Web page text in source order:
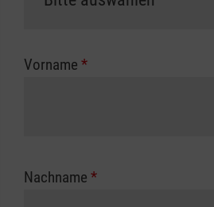
Die notwendigen
zuständigen
Vorname *
Nachname *